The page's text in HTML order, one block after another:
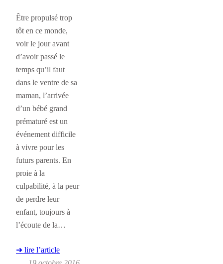
Être propulsé trop
tôt en ce monde,
voir le jour avant
d’avoir passé le
temps qu’il faut
dans le ventre de sa
maman, l’arrivée
d’un bébé grand
prématuré est un
événement difficile
à vivre pour les
futurs parents. En
proie à la
culpabilité, à la peur
de perdre leur
enfant, toujours à
l’écoute de la…
➜ lire l’article